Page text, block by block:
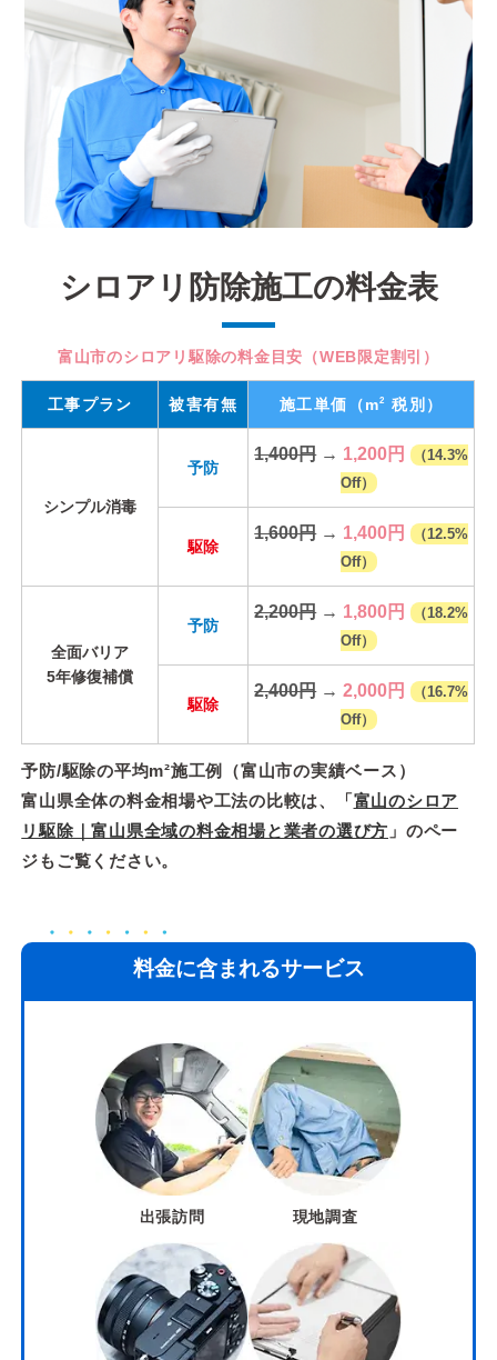
シロアリ防除施工の料金表
富山市のシロアリ駆除の料金目安（WEB限定割引）
工事プラン 被害有無 施工単価 （m2 税別）
シンプル消毒
予防
1,400円→ 1,200円
（14.3%
Off）
駆除
1,600円→ 1,400円
（12.5%
Off）
全面バリア
5年修復補償
予防
2,200円→ 1,800円
（18.2%
Off）
駆除
2,400円→2,000円
（16.7%
Off）
予防/駆除の平均m²施工例（富山市の実績ベース）
富山県全体の料金相場や工法の比較は、「富山のシロア
リ駆除｜富山県全域の料金相場と業者の選び方 」のペー
ジもご覧ください。
料金に含まれるサービス
出張訪問 現地調査